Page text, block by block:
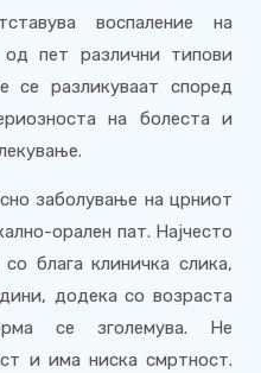
воспаление на
пет различни типови
разликуваат според
на болеста и
заболување на црниот
орален пат. Најчесто
блага клиничка слика,
додека со возраста
се зголемува. Не
и има ниска смртност.